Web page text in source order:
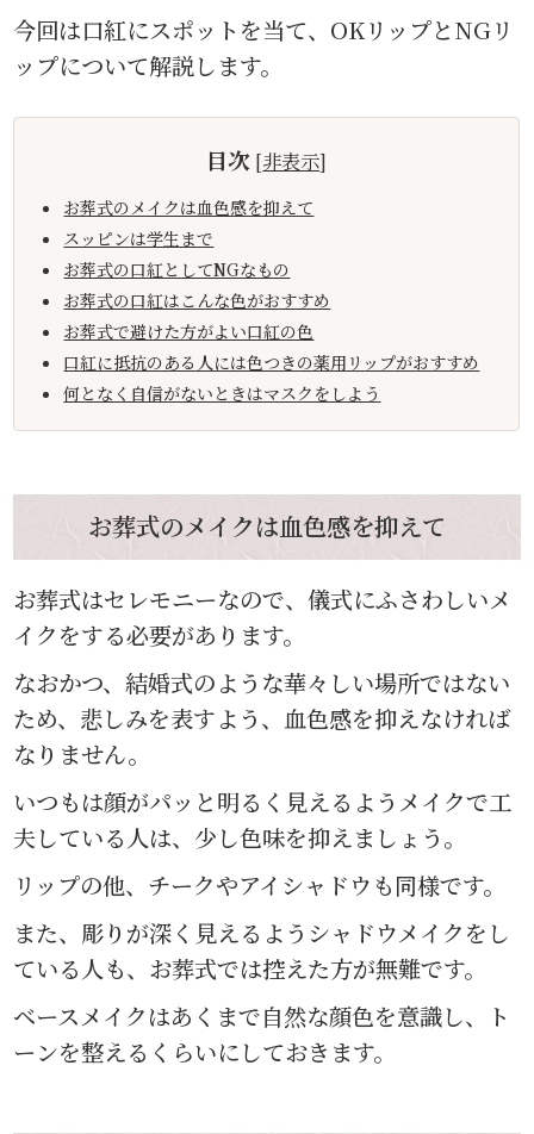
今回は口紅にスポットを当て、OKリップとNGリ
ップについて解説します。
目次 [非表示]
お葬式のメイクは血色感を抑えて
スッピンは学生まで
お葬式の口紅としてNGなもの
お葬式の口紅はこんな色がおすすめ
お葬式で避けた方がよい口紅の色
口紅に抵抗のある人には色つきの薬用リップがおすすめ
何となく自信がないときはマスクをしよう
お葬式のメイクは血色感を抑えて
お葬式はセレモニーなので、儀式にふさわしいメ
イクをする必要があります。
なおかつ、結婚式のような華々しい場所ではない
ため、悲しみを表すよう、血色感を抑えなければ
なりません。
いつもは顔がパッと明るく見えるようメイクで工
夫している人は、少し色味を抑えましょう。
リップの他、チークやアイシャドウも同様です。
また、彫りが深く見えるようシャドウメイクをし
ている人も、お葬式では控えた方が無難です。
ベースメイクはあくまで自然な顔色を意識し、ト
ーンを整えるくらいにしておきます。